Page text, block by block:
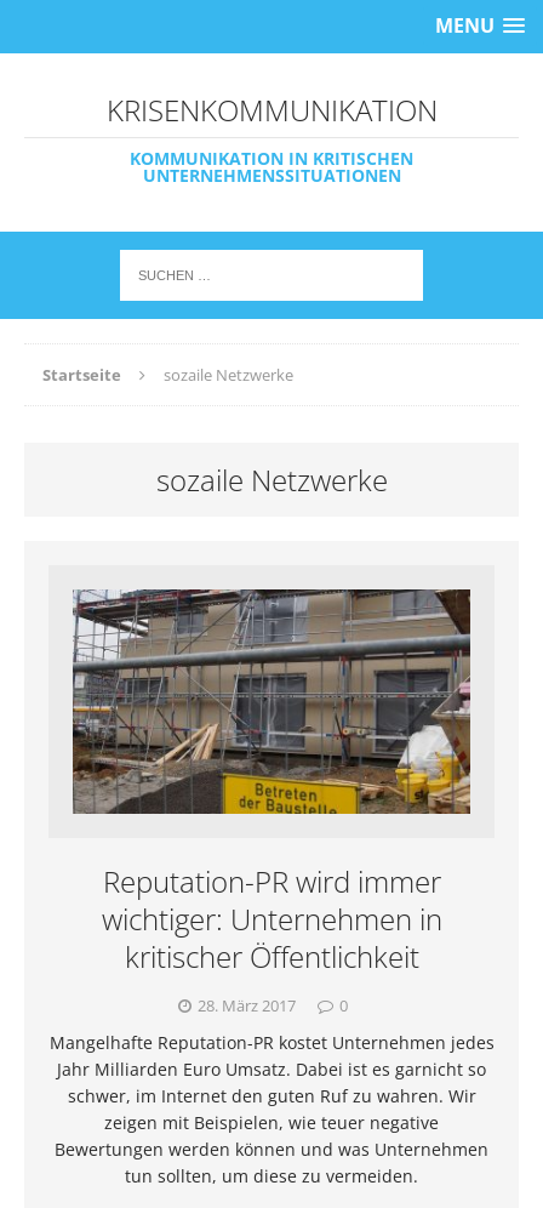
MENU
KRISENKOMMUNIKATION
KOMMUNIKATION IN KRITISCHEN
UNTERNEHMENSSITUATIONEN
Startseite sozaile Netzwerke
sozaile Netzwerke
Reputation-PR wird immer
wichtiger: Unternehmen in
kritischer Öffentlichkeit
28. März 2017 0
Mangelhafte Reputation-PR kostet Unternehmen jedes
Jahr Milliarden Euro Umsatz. Dabei ist es garnicht so
schwer, im Internet den guten Ruf zu wahren. Wir
zeigen mit Beispielen, wie teuer negative
Bewertungen werden können und was Unternehmen
tun sollten, um diese zu vermeiden.